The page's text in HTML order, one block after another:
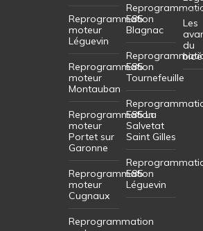
Reprogrammation
moteur
Léguevin
Reprogrammation
moteur
Montauban
Reprogrammation
moteur
Portet sur
Garonne
Reprogrammation
moteur
Cugnaux
Reprogrammation
E85
Blagnac
E85
Tournefeuille
E85 La
Salvetat
Saint Gilles
E85
Léguevin
Les
du